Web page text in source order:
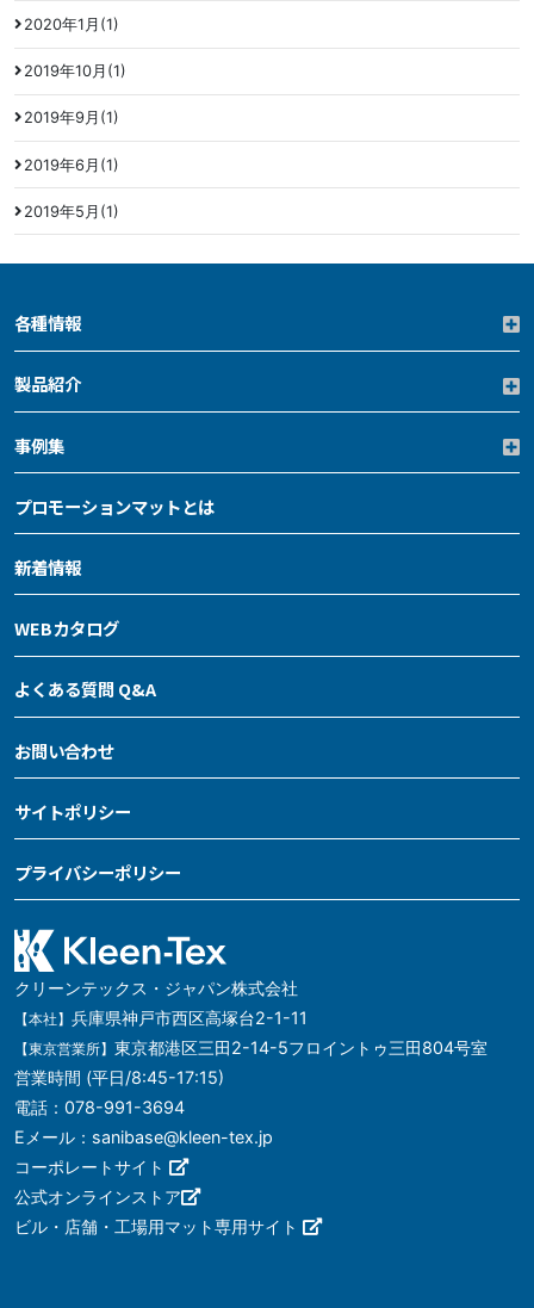
2020年1月(1)
2019年10月(1)
2019年9月(1)
2019年6月(1)
2019年5月(1)
各種情報
製品紹介
事例集
プロモーションマットとは
新着情報
WEBカタログ
よくある質問 Q&A
お問い合わせ
サイトポリシー
プライバシーポリシー
クリーンテックス・ジャパン株式会社
【本社】 兵庫県神戸市西区高塚台2-1-11
【東京営業所】 東京都港区三田2-14-5フロイントゥ三田804号室
営業時間 (平日/8:45-17:15)
電話：078-991-3694
Eメール：sanibase@kleen-tex.jp
コーポレートサイト
公式オンラインストア
ビル・店舗・工場用マット専用サイト